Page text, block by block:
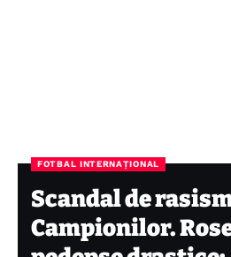
FOTBAL INTERNAȚIONAL
Scandal de
Campionilor.